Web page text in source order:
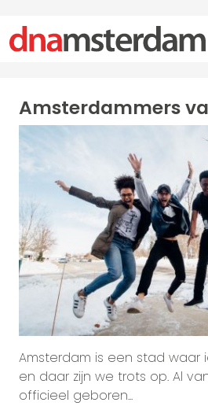
Amsterdammers
Amsterdam is een stad waar
en daar zijn we trots op. Al
officieel geboren...